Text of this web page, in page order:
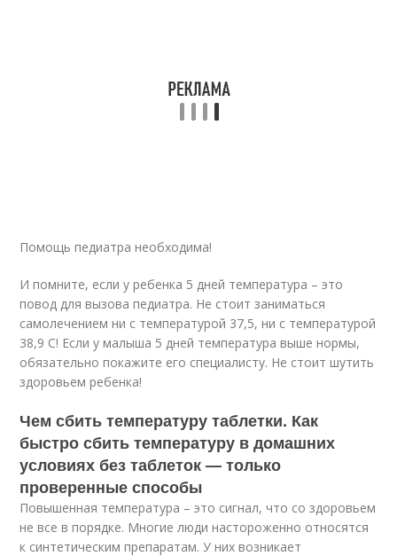
Помощь педиатра необходима!
И помните, если у ребенка 5 дней температура – это
повод для вызова педиатра. Не стоит заниматься
самолечением ни с температурой 37,5, ни с температурой
38,9 С! Если у малыша 5 дней температура выше нормы,
обязательно покажите его специалисту. Не стоит шутить
здоровьем ребенка!
Чем сбить температуру таблетки. Как
быстро сбить температуру в домашних
условиях без таблеток — только
проверенные способы
Повышенная температура – это сигнал, что со здоровьем
не все в порядке. Многие люди настороженно относятся
к синтетическим препаратам. У них возникает